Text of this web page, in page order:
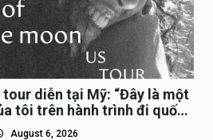
diễn tại Mỹ: “Đây là một
tôi trên hành trình đi quốc
August 6, 2026